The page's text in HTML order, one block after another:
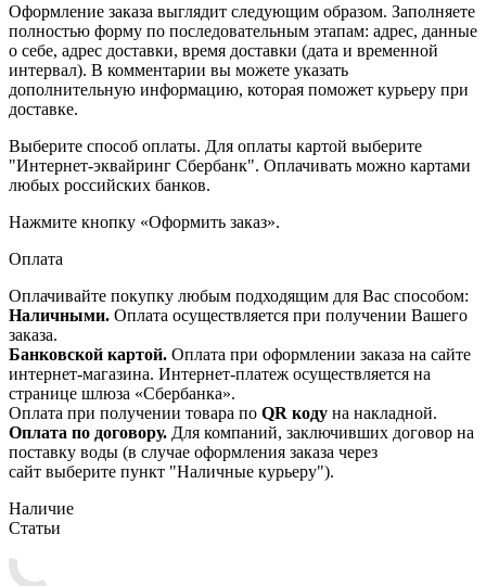
Оформление заказа выглядит следующим образом. Заполняете
полностью форму по последовательным этапам: адрес, данные
о себе, адрес доставки, время доставки (дата и временной
интервал). В комментарии вы можете указать
дополнительную информацию, которая поможет курьеру при
доставке.
Выберите способ оплаты. Для оплаты картой выберите
"Интернет-эквайринг Сбербанк". Оплачивать можно картами
любых российских банков.
Нажмите кнопку «Оформить заказ».
Оплата
Оплачивайте покупку любым подходящим для Вас способом:
Наличными. Оплата осуществляется при получении Вашего
заказа.
Банковской картой. Оплата при оформлении заказа на сайте
интернет-магазина. Интернет-платеж осуществляется на
странице шлюза «Сбербанка».
Оплата при получении товара по QR коду на накладной.
Оплата по договору. Для компаний, заключивших договор на
поставку воды (в случае оформления заказа через
сайт выберите пункт "Наличные курьеру").
Наличие
Статьи